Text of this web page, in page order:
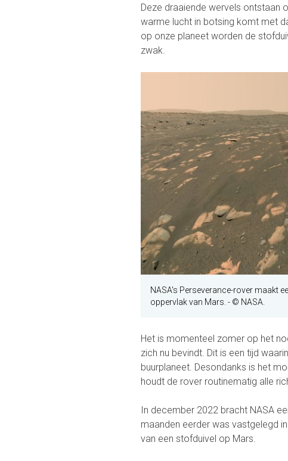
Deze draaiende wervels ontstaan
warme lucht in botsing komt met
op onze planeet worden de
zwak.
NASA's Perseverance-rover maakt
oppervlak van Mars. - © NASA.
Het is momenteel zomer op het
zich nu bevindt. Dit is een tijd
buurplaneet. Desondanks is het
houdt de rover routinematig alle
In december 2022 bracht NASA
maanden eerder was vastgelegd
van een stofduivel op Mars.